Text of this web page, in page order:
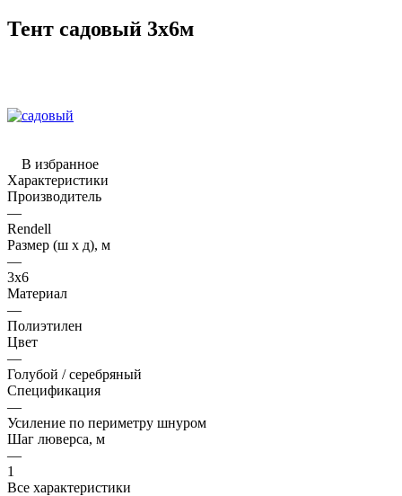
Тент садовый 3х6м
В избранное
Характеристики
Производитель
—
Rendell
Размер (ш х д), м
—
3х6
Материал
—
Полиэтилен
Цвет
—
Голубой / серебряный
Спецификация
—
Усиление по периметру шнуром
Шаг люверса, м
—
1
Все характеристики